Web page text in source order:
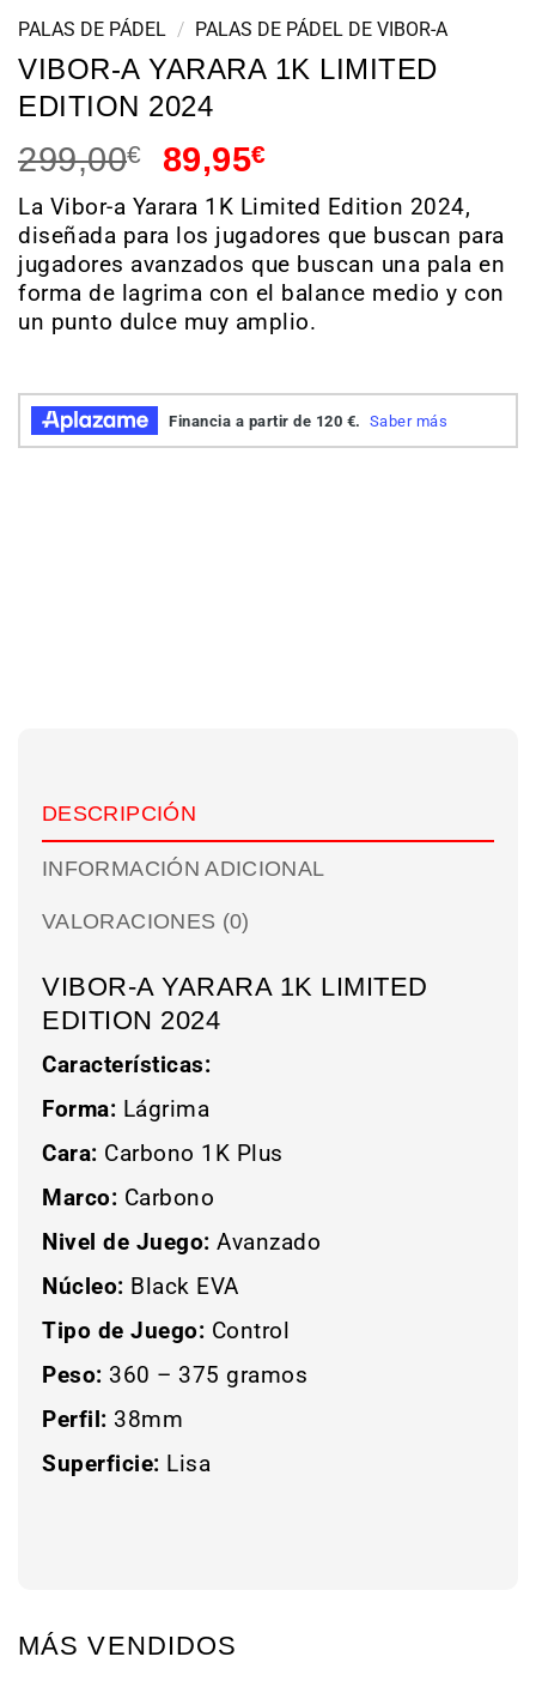
PALAS DE PÁDEL / PALAS DE PÁDEL DE VIBOR-A
VIBOR-A YARARA 1K LIMITED
EDITION 2024
299,00€ 89,95€
La Vibor-a Yarara 1K Limited Edition 2024,
diseñada para los jugadores que buscan para
jugadores avanzados que buscan una pala en
forma de lagrima con el balance medio y con
un punto dulce muy amplio.
DESCRIPCIÓN
INFORMACIÓN ADICIONAL
VALORACIONES (0)
VIBOR-A YARARA 1K LIMITED
EDITION 2024
Características:
Forma: Lágrima
Cara: Carbono 1K Plus
Marco: Carbono
Nivel de Juego: Avanzado
Núcleo: Black EVA
Tipo de Juego: Control
Peso: 360 – 375 gramos
Perfil: 38mm
Superficie: Lisa
MÁS VENDIDOS